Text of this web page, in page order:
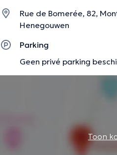
Rue de Bomerée, 82,
Henegouwen
Parking
Geen privé parking
Toon